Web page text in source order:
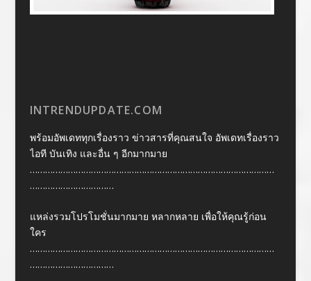
INTRENDUPDATE.COM
พร้อมอัพเดททุกเรื่องราว ข่าวสารที่คุณสนใจ อัพเดทเรื่องราว
ไอที บันเทิง และอื่น ๆ อีกมากมาย
……………………………………………………………………………………
……………………………
แหล่งรวมโปรโมชั่นมากมาย หลากหลาย เพื่อให้คุณรู้ก่อน
ใคร
……………………………………………………………………………………
……………………………